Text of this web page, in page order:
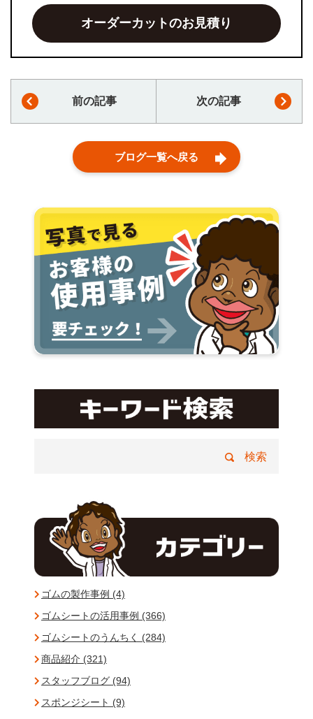
オーダーカットのお見積り
前の記事 次の記事
ブログ一覧へ戻る
ゴムの製作事例 (4)
ゴムシートの活用事例 (366)
ゴムシートのうんちく (284)
商品紹介 (321)
スタッフブログ (94)
スポンジシート (9)